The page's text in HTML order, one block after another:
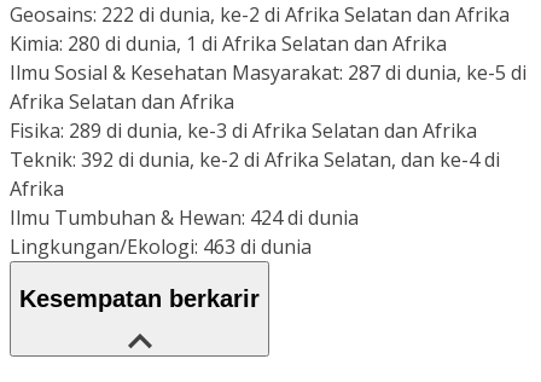
Geosains: 222 di dunia, ke-2 di Afrika Selatan dan Afrika
Kimia: 280 di dunia, 1 di Afrika Selatan dan Afrika
Ilmu Sosial & Kesehatan Masyarakat: 287 di dunia, ke-5 di
Afrika Selatan dan Afrika
Fisika: 289 di dunia, ke-3 di Afrika Selatan dan Afrika
Teknik: 392 di dunia, ke-2 di Afrika Selatan, dan ke-4 di
Afrika
Ilmu Tumbuhan & Hewan: 424 di dunia
Lingkungan/Ekologi: 463 di dunia
Kesempatan berkarir